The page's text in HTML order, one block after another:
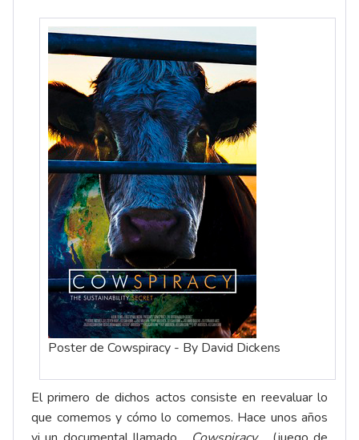
Poster de Cowspiracy - By David Dickens
El primero de dichos actos consiste en reevaluar lo
que comemos y cómo lo comemos. Hace unos años